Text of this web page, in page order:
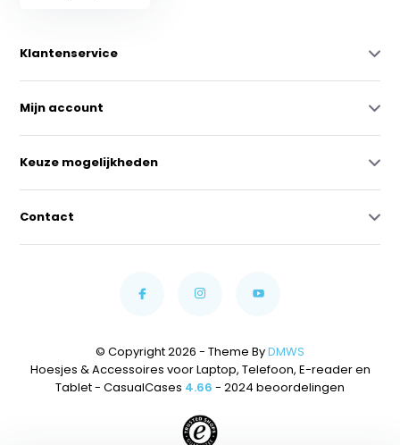
Klantenservice
Mijn account
Keuze mogelijkheden
Contact
© Copyright 2026 - Theme ByDMWS
Hoesjes & Accessoires voor Laptop, Telefoon, E-reader en
Tablet - CasualCases 4.66 - 2024 beoordelingen